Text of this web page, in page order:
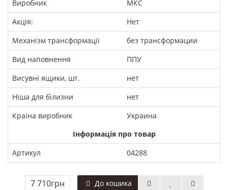
Виробник
МКС
Акція:
Нет
Механізм трансформації
без трансформации
Вид наповнення
ППУ
Висувні ящики, шт.
нет
Ніша для білизни
нет
Країна виробник
Украина
Інформація про товар
Артикул
04288
7 710грн До кошика